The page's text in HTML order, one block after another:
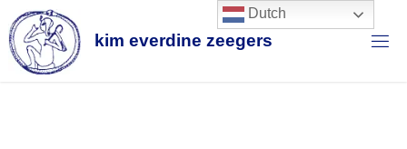
naar
de
inhoud
kim everd ine zeegers
Dutch